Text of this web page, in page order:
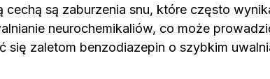
cechą są zaburzenia snu, które często
neurochemikaliów, co może
się zaletom benzodiazepin o szybkim